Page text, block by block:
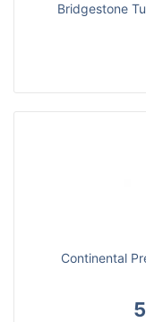
Bridgestone
Continental